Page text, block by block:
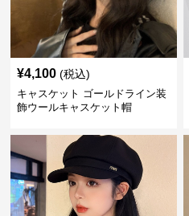
¥4,100 (税込)
キャスケット ゴールドライン装
飾ウールキャスケット帽